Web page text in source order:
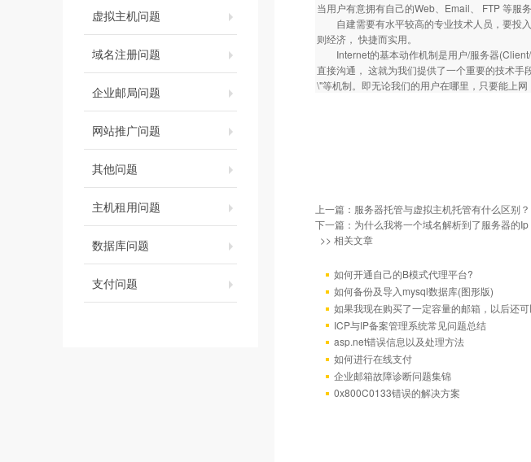
虚拟主机问题
域名注册问题
企业邮局问题
网站推广问题
其他问题
主机租用问题
数据库问题
支付问题
当用户有意拥有自己的Web、Email、 FTP 等服
自建需要有水平较高的专业技术人员，要投入
则经济， 快捷而实用。
Internet的基本动作机制是用户/服务器(Client/
直接沟通， 这就为我们提供了一个重要的技术
\"等机制。即无论我们的用户在哪里，只要能上
上一篇： 服务器托管与虚拟主机托管有什么区别？
下一篇： 为什么我将一个域名解析到了服务器的
>> 相关文章
如何开通自己的B模式代理平台?
如何备份及导入mysql数据库(图形版)
如果我现在购买了一定容量的邮箱，以后还可
ICP与IP备案管理系统常见问题总结
asp.net错误信息以及处理方法
如何进行在线支付
企业邮箱故障诊断问题集锦
0x800C0133错误的解决方案